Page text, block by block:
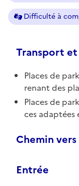
Difficulté à
Transport
Places de
renant des
Places de
ces adaptées
Chemin
Entrée